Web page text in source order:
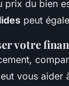
prix du bien
peut
votre
vous aider